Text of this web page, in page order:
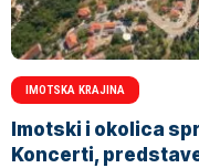
IMOTSKA KRAJINA
Imotski i okolica
Koncerti,